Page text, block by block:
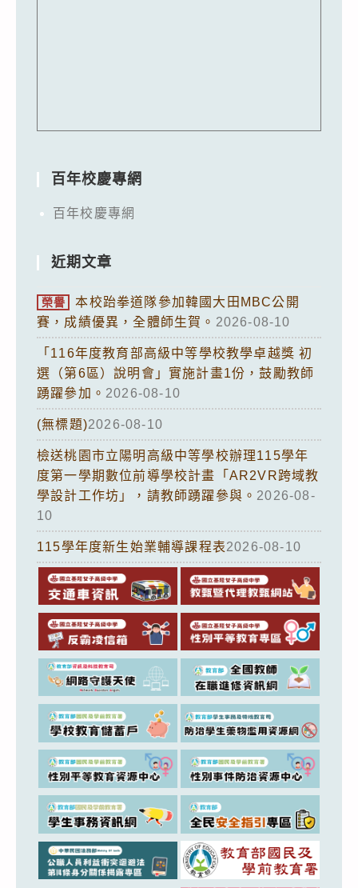
百年校慶專網
百年校慶專網
近期文章
榮譽
本校跆拳道隊參加韓國大田MBC公開
賽，成績優異，全體師生賀。 2026-08-10
「116年度教育部高級中等學校教學卓越獎 初
選（第6區）說明會」實施計畫1份，鼓勵教師
踴躍參加。 2026-08-10
(無標題)2026-08-10
檢送桃園市立陽明高級中等學校辦理115學年
度第一學期數位前導學校計畫「AR2VR跨域教
學設計工作坊」，請教師踴躍參與。 2026-08-
10
115學年度新生始業輔導課程表2026-08-10